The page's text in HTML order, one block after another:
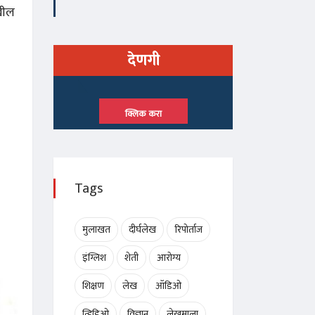
देणगी
क्लिक करा
Tags
मुलाखत दीर्घलेख
रिपोर्ताज
इंग्लिश
शेती
आरोग्य
शिक्षण
लेख
ऑडिओ